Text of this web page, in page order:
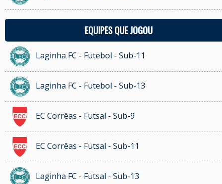
EQUIPES QUE JOGOU
Laginha FC - Futebol - Sub-11
Laginha FC - Futebol - Sub-13
EC Corrêas - Futsal - Sub-9
EC Corrêas - Futsal - Sub-11
Laginha FC - Futsal - Sub-13